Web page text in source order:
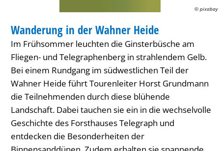
© pixabay
KATEGORIE: WANDERUNG
Wanderung in der Wahner Heide
Im Frühsommer leuchten die Ginsterbüsche am
Fliegen- und Telegraphenberg in strahlendem Gelb.
Bei einem Rundgang im südwestlichen Teil der
Wahner Heide führt Tourenleiter Horst Grundmann
die Teilnehmenden durch diese blühende
Landschaft. Dabei tauchen sie ein in die wechselvolle
Geschichte des Forsthauses Telegraph und
entdecken die Besonderheiten der